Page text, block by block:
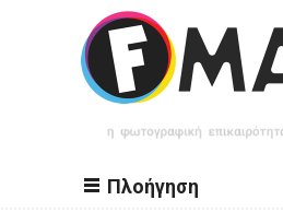
Παράκαμψη προς το κυρίως περιεχόμενο
Πλοήγηση